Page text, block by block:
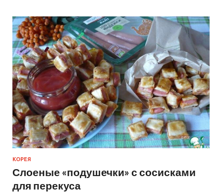
КОРЕЯ
Слоеные «подушечки» с сосисками
для перекуса